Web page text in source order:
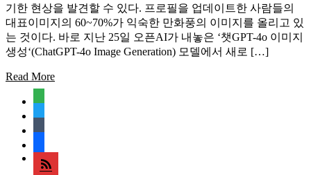
기한 현상을 발견할 수 있다. 프로필을 업데이트한 사람들의
대표이미지의 60~70%가 익숙한 만화풍의 이미지를 올리고 있
는 것이다. 바로 지난 25일 오픈AI가 내놓은 ‘챗GPT-4o 이미지
생성‘(ChatGPT-4o Image Generation) 모델에서 새로 […]
Read More
rss